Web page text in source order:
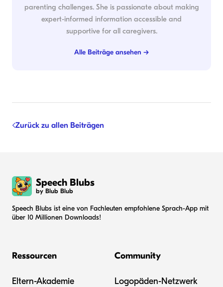
parenting challenges. She is passionate about making
expert-informed information accessible and
supportive for all caregivers.
Alle Beiträge ansehen →
Zurück zu allen Beiträgen
Speech Blubs
by Blub Blub
Speech Blubs ist eine von Fachleuten empfohlene Sprach-App mit
über 10 Millionen Downloads!
Ressourcen
Eltern-Akademie
Community
Logopäden-Netzwerk